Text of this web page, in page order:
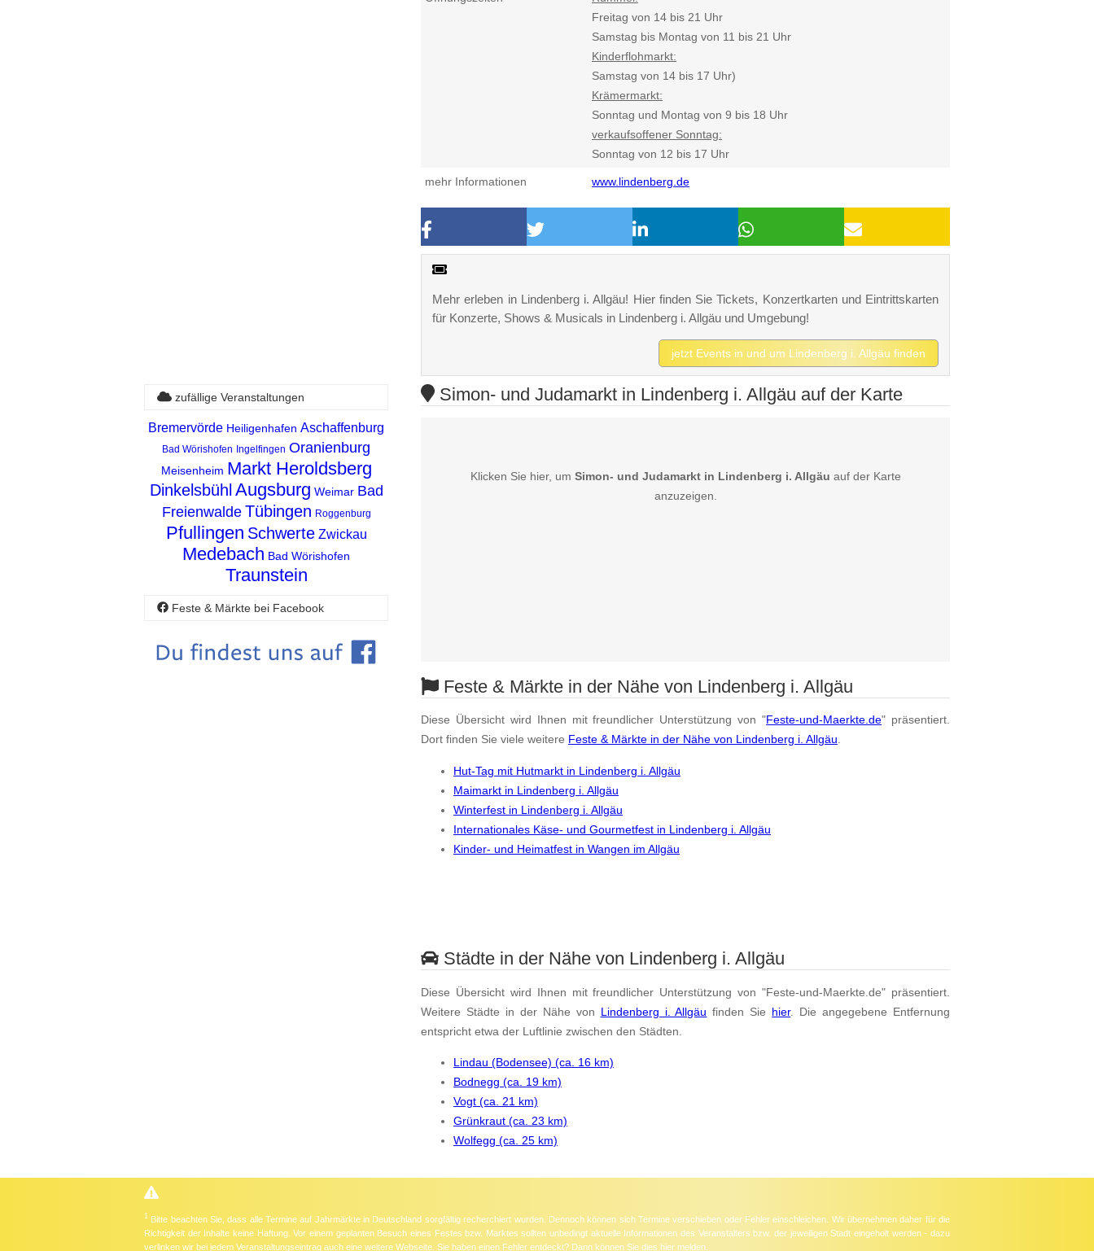
Freitag von 14 bis 21 Uhr
Samstag bis Montag von 11 bis 21 Uhr
Kinderflohmarkt:
Samstag von 14 bis 17 Uhr)
Krämermarkt:
Sonntag und Montag von 9 bis 18 Uhr
verkaufsoffener Sonntag:
Sonntag von 12 bis 17 Uhr
mehr Informationen www.lindenberg.de
Mehr erleben in Lindenberg i. Allgäu! Hier finden Sie Tickets, Konzertkarten und Eintrittskarten
für Konzerte, Shows & Musicals in Lindenberg i. Allgäu und Umgebung!
jetzt Events in und um Lindenberg i. Allgäu finden
Simon- und Judamarkt in Lindenberg i. Allgäu auf der Karte
Klicken Sie hier, um Simon- und Judamarkt in Lindenberg i. Allgäu auf der Karte
anzuzeigen.
Feste & Märkte in der Nähe von Lindenberg i. Allgäu
Diese Übersicht wird Ihnen mit freundlicher Unterstützung von "Feste-und-Maerkte.de" präsentiert.
Dort finden Sie viele weitere Feste & Märkte in der Nähe von Lindenberg i. Allgäu.
Hut-Tag mit Hutmarkt in Lindenberg i. Allgäu
Maimarkt in Lindenberg i. Allgäu
Winterfest in Lindenberg i. Allgäu
Internationales Käse- und Gourmetfest in Lindenberg i. Allgäu
Kinder- und Heimatfest in Wangen im Allgäu
Städte in der Nähe von Lindenberg i. Allgäu
Diese Übersicht wird Ihnen mit freundlicher Unterstützung von "Feste-und-Maerkte.de" präsentiert.
Weitere Städte in der Nähe von Lindenberg i. Allgäu finden Sie hier. Die angegebene Entfernung
entspricht etwa der Luftlinie zwischen den Städten.
Lindau (Bodensee) (ca. 16 km)
Bodnegg (ca. 19 km)
Vogt (ca. 21 km)
Grünkraut (ca. 23 km)
Wolfegg (ca. 25 km)
zufällige Veranstaltungen
Bremervörde Heiligenhafen Aschaffenburg
Bad Wörishofen Ingelfingen Oranienburg
Meisenheim Markt Heroldsberg
Dinkelsbühl Augsburg Weimar Bad
Freienwalde Tübingen Roggenburg
Pfullingen Schwerte Zwickau
Medebach Bad Wörishofen
Traunstein
Feste & Märkte bei Facebook
1 Bitte beachten Sie, dass alle Termine auf Jahrmärkte in Deutschland sorgfältig recherchiert wurden. Dennoch können sich Termine verschieben oder Fehler einschleichen. Wir übernehmen daher für die
Richtigkeit der Inhalte keine Haftung. Vor einem geplanten Besuch eines Festes bzw. Marktes sollten unbedingt aktuelle Informationen des Veranstalters bzw. der jeweiligen Stadt eingeholt werden - dazu
verlinken wir bei jedem Veranstaltungseintrag auch eine weitere Webseite. Sie haben einen Fehler entdeckt? Dann können Sie dies hier melden.